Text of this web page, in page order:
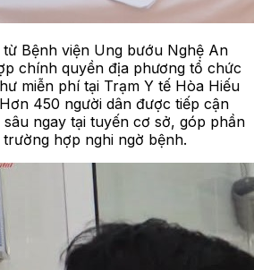
Bệnh viện Ung bướu Nghệ An
chính quyền địa phương tổ chức
miễn phí tại Trạm Y tế Hòa Hiếu
450 người dân được tiếp cận
ngay tại tuyến cơ sở, góp phần
hợp nghi ngờ bệnh.